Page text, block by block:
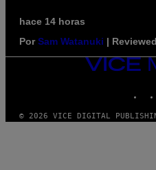
hace 14 horas
PorSam Watanuki |
VICE
© 2026 VICE DIGITAL